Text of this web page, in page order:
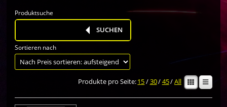
Produktsuche
Products
SUCHEN
Sortieren nach
Produkte pro Seite:15/30/45/All